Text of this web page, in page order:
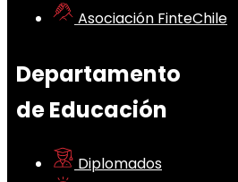
Asociación FinteChile
Departamento
de Educación
Diplomados